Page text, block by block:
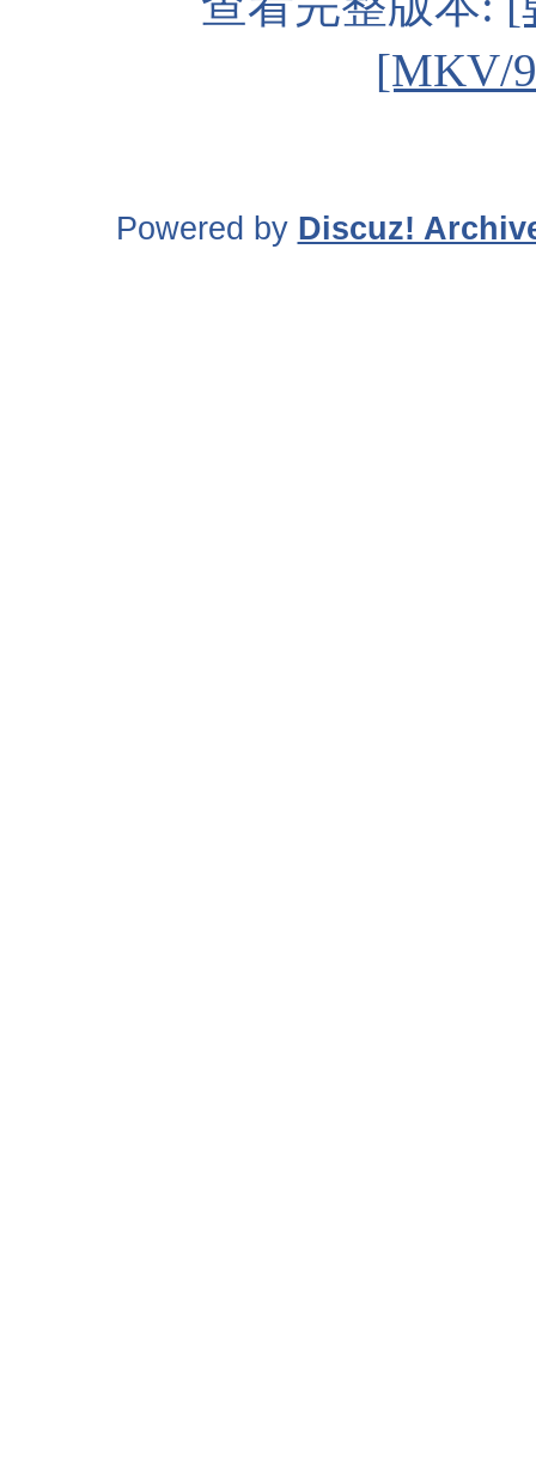
[MKV/
Powered by Discuz!